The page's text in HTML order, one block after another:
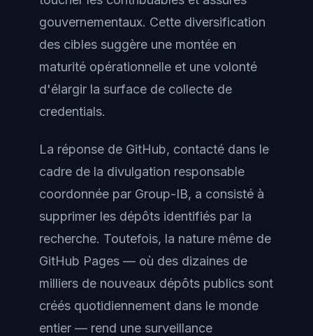
gouvernementaux. Cette diversification
des cibles suggère une montée en
maturité opérationnelle et une volonté
d'élargir la surface de collecte de
credentials.
La réponse de GitHub, contacté dans le
cadre de la divulgation responsable
coordonnée par Group-IB, a consisté à
supprimer les dépôts identifiés par la
recherche. Toutefois, la nature même de
GitHub Pages — où des dizaines de
milliers de nouveaux dépôts publics sont
créés quotidiennement dans le monde
entier — rend une surveillance